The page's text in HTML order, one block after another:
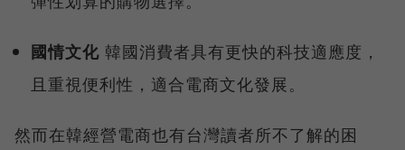
國情文化 韓國消費者具有更快的科技適應度，
且重視便利性，適合電商文化發展。
然而在韓經營電商也有台灣讀者所不了解的困